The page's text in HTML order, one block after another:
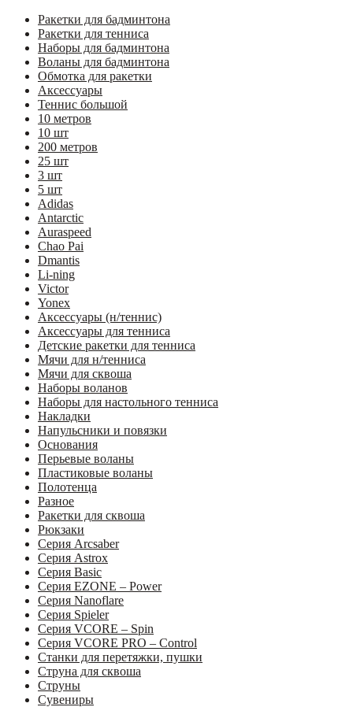
Ракетки для бадминтона
Ракетки для тенниса
Наборы для бадминтона
Воланы для бадминтона
Обмотка для ракетки
Аксессуары
Теннис большой
10 метров
10 шт
200 метров
25 шт
3 шт
5 шт
Adidas
Antarctic
Auraspeed
Chao Pai
Dmantis
Li-ning
Victor
Yonex
Аксессуары (н/теннис)
Аксессуары для тенниса
Детские ракетки для тенниса
Мячи для н/тенниса
Мячи для сквоша
Наборы воланов
Наборы для настольного тенниса
Накладки
Напульсники и повязки
Основания
Перьевые воланы
Пластиковые воланы
Полотенца
Разное
Ракетки для сквоша
Рюкзаки
Серия Arcsaber
Серия Astrox
Серия Basic
Серия EZONE – Power
Серия Nanoflare
Серия Spieler
Серия VCORE – Spin
Серия VCORE PRO – Control
Станки для перетяжки, пушки
Струна для сквоша
Струны
Сувениры